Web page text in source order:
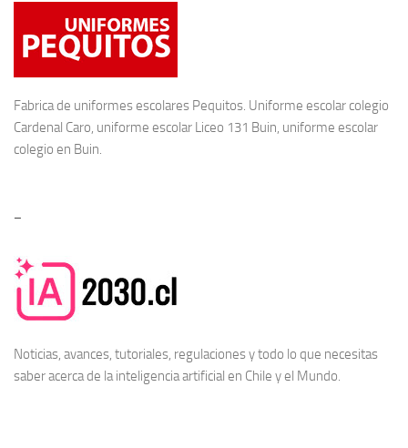
Fabrica de uniformes escolares Pequitos. Uniforme escolar colegio
Cardenal Caro, uniforme escolar Liceo 131 Buin, uniforme escolar
colegio en Buin.
–
Noticias, avances, tutoriales, regulaciones y todo lo que necesitas
saber acerca de lainteligencia artificial en Chile y el Mundo.